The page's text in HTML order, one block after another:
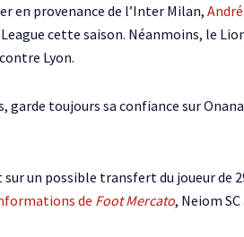
en provenance de l’Inter Milan,
cette saison. Néanmoins, le
Lyon.
garde toujours sa confiance sur
un possible transfert du joueur de
de Foot Mercato, Neiom